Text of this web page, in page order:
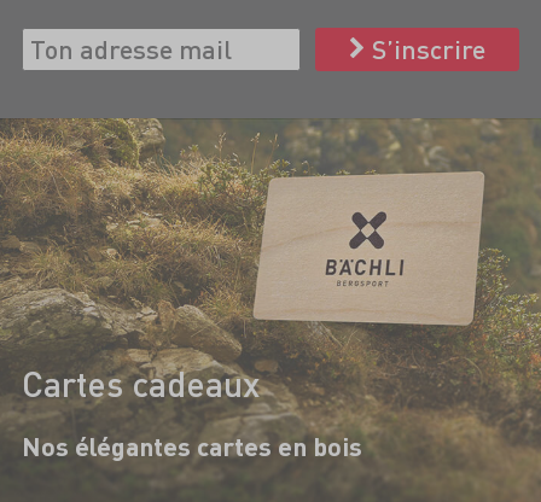
S’inscrire
Cartes cadeaux
Nos élégantes cartes en bois